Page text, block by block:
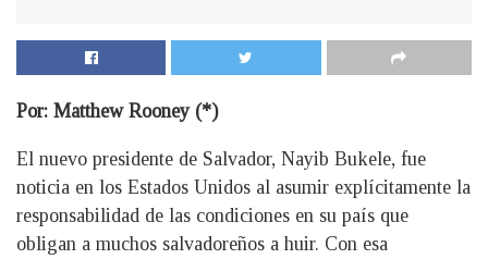
Por: Matthew Rooney (*)
El nuevo presidente de Salvador, Nayib Bukele, fue
noticia en los Estados Unidos al asumir explícitamente la
responsabilidad de las condiciones en su país que
obligan a muchos salvadoreños a huir. Con esa